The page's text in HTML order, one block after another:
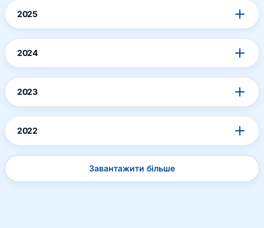
2025
2024
2023
2022
Завантажити більше